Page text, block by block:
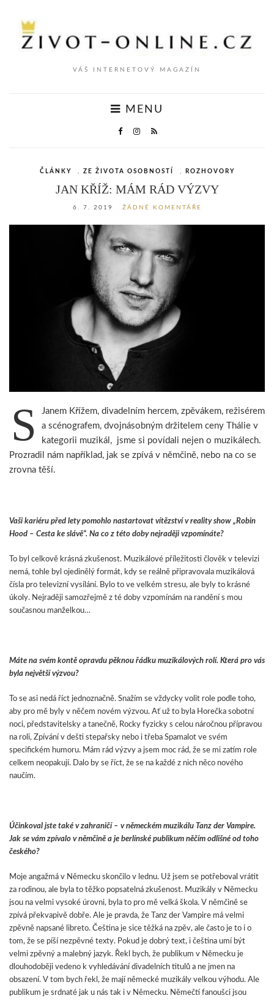
VÁŠ INTERNETOVÝ MAGAZÍN
MENU
ČLÁNKY ZE ŽIVOTA OSOBNOSTÍ ROZHOVORY
JAN KŘÍŽ: MÁM RÁD VÝZVY
6. 7. 2019 ŽÁDNÉ KOMENTÁŘE
S
Janem Křížem, divadelním hercem, zpěvákem, režisérem
a scénografem, dvojnásobným držitelem ceny Thálie v
kategorii muzikál, jsme si povídali nejen o muzikálech.
Prozradil nám například, jak se zpívá v němčině, nebo na co se
zrovna těší.
Vaši kariéru před lety pomohlo nastartovat vítězství v reality show „Robin
Hood – Cesta ke slávě“. Na co z této doby nejraději vzpomínáte?
To byl celkově krásná zkušenost. Muzikálové příležitosti člověk v televizi
nemá, tohle byl ojedinělý formát, kdy se reálně připravovala muzikálová
čísla pro televizní vysílání. Bylo to ve velkém stresu, ale byly to krásné
úkoly. Nejraději samozřejmě z té doby vzpomínám na randění s mou
současnou manželkou…
Máte na svém kontě opravdu pěknou řádku muzikálových rolí. Která pro vás
byla největší výzvou?
To se asi nedá říct jednoznačně. Snažím se vždycky volit role podle toho,
aby pro mě byly v něčem novém výzvou. Ať už to byla Horečka sobotní
noci, představitelsky a tanečně, Rocky fyzicky s celou náročnou přípravou
na roli, Zpívání v dešti stepařsky nebo i třeba Spamalot ve svém
specifickém humoru. Mám rád výzvy a jsem moc rád, že se mi zatím role
celkem neopakují. Dalo by se říct, že se na každé z nich něco nového
naučím.
Účinkoval jste také v zahraničí – v německém muzikálu Tanz der Vampire.
Jak se vám zpívalo v němčině a je berlínské publikum něčím odlišné od toho
českého?
Moje angažmá v Německu skončilo v lednu. Už jsem se potřeboval vrátit
za rodinou, ale byla to těžko popsatelná zkušenost. Muzikály v Německu
jsou na velmi vysoké úrovni, byla to pro mě velká škola. V němčině se
zpívá překvapivě dobře. Ale je pravda, že Tanz der Vampire má velmi
zpěvně napsané libreto. Čeština je sice těžká na zpěv, ale často je to i o
tom, že se píší nezpěvné texty. Pokud je dobrý text, i čeština umí být
velmi zpěvný a malebný jazyk. Řekl bych, že publikum v Německu je
dlouhodoběji vedeno k vyhledávání divadelních titulů a ne jmen na
obsazení. V tom bych řekl, že mají německé muzikály velkou výhodu. Ale
publikum je srdnaté jak u nás tak i v Německu. Němečtí fanoušci jsou